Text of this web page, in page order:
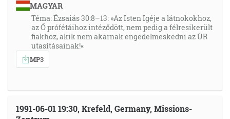
MAGYAR
Téma: Ézsaiás 30:8–13: »Az Isten Igéje a látnokokhoz,
az Ő prófétáihoz intéződött, nem pedig a félresikerült
fiakhoz, akik nem akarnak engedelmeskedni az ÚR
utasításainak!«
MP3
1991-06-01 19:30, Krefeld, Germany, Missions-